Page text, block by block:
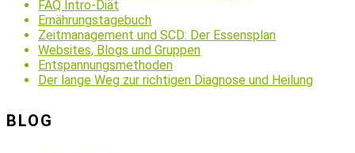
FAQ Intro-Diät
Ernährungstagebuch
Zeitmanagement und SCD: Der Essensplan
Websites, Blogs und Gruppen
Entspannungsmethoden
Der lange Weg zur richtigen Diagnose und Heilung
BLOG